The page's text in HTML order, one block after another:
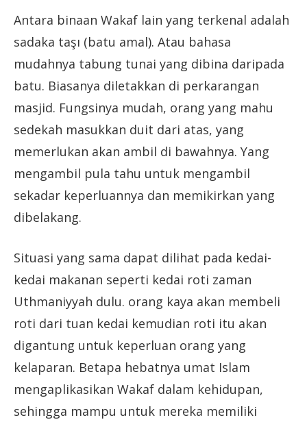
Antara binaan Wakaf lain yang terkenal adalah
sadaka taşı (batu amal). Atau bahasa
mudahnya tabung tunai yang dibina daripada
batu. Biasanya diletakkan di perkarangan
masjid. Fungsinya mudah, orang yang mahu
sedekah masukkan duit dari atas, yang
memerlukan akan ambil di bawahnya. Yang
mengambil pula tahu untuk mengambil
sekadar keperluannya dan memikirkan yang
dibelakang.
Situasi yang sama dapat dilihat pada kedai-
kedai makanan seperti kedai roti zaman
Uthmaniyyah dulu. orang kaya akan membeli
roti dari tuan kedai kemudian roti itu akan
digantung untuk keperluan orang yang
kelaparan. Betapa hebatnya umat Islam
mengaplikasikan Wakaf dalam kehidupan,
sehingga mampu untuk mereka memiliki